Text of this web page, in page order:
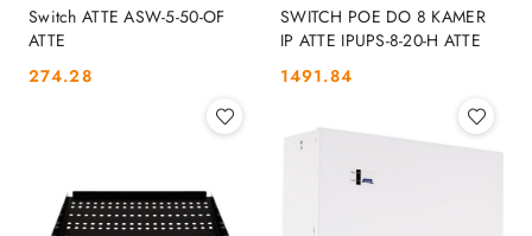
Switch ATTE ASW-5-50-OF
ATTE
Cena:
274.28
SWITCH POE DO 8 KAMER
IP ATTE IPUPS-8-20-H ATTE
Cena:
1491.84